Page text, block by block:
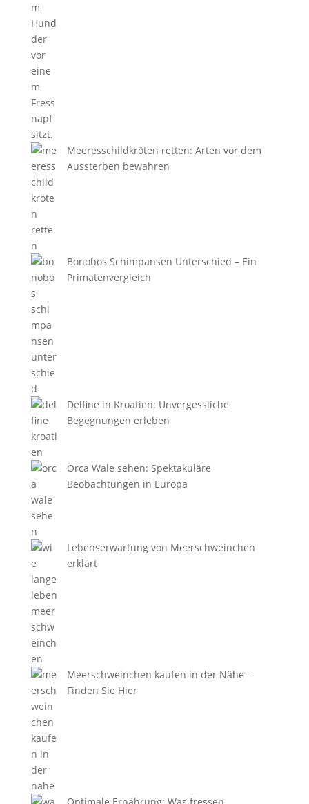
Meeresschildkröten retten: Arten vor dem
Aussterben bewahren
Bonobos Schimpansen Unterschied – Ein
Primatenvergleich
Delfine in Kroatien: Unvergessliche
Begegnungen erleben
Orca Wale sehen: Spektakuläre
Beobachtungen in Europa
Lebenserwartung von Meerschweinchen
erklärt
Meerschweinchen kaufen in der Nähe –
Finden Sie Hier